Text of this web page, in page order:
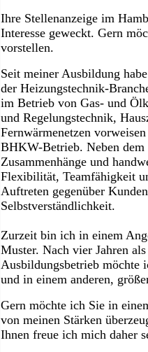
Ihre Stellenanzeige im
Interesse geweckt. Gern
vorstellen.
Seit meiner Ausbildung
der Heizungstechnik-
im Betrieb von Gas- und
und Regelungstechnik,
Fernwärmenetzen
BHKW-Betrieb. Neben dem
Zusammenhänge und
Flexibilität, Teamfähigkeit
Auftreten gegenüber
Selbstverständlichkeit.
Zurzeit bin ich in einem
Muster. Nach vier Jahren
Ausbildungsbetrieb möchte
und in einem anderen,
Gern möchte ich Sie in
von meinen Stärken
Ihnen freue ich mich daher